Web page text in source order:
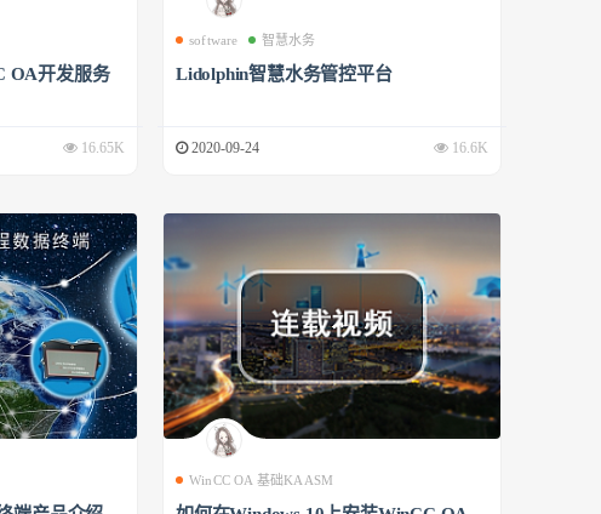
OA开发服务
16.65K
software 智慧水务
Lidolphin智慧水务管控平台
2020-09-24 16.6K
WinCC OA 基础KAASM